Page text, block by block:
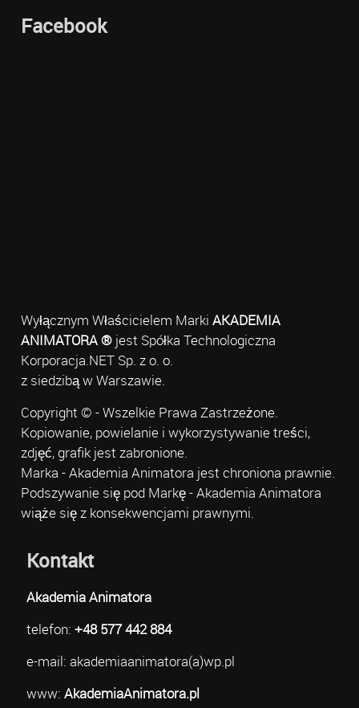
Facebook
Wyłącznym Właścicielem Marki AKADEMIA
ANIMATORA ®jest Spółka Technologiczna
Korporacja.NET Sp. z o. o.
z siedzibą w Warszawie.
Copyright © - Wszelkie Prawa Zastrzeżone.
Kopiowanie, powielanie i wykorzystywanie treści,
zdjęć, grafik jest zabronione.
Marka - Akademia Animatora jest chroniona prawnie.
Podszywanie się pod Markę - Akademia Animatora
wiąże się z konsekwencjami prawnymi.
Kontakt
Akademia Animatora
telefon: +48 577 442 884
e-mail: akademiaanimatora(a)wp.pl
www: AkademiaAnimatora.pl